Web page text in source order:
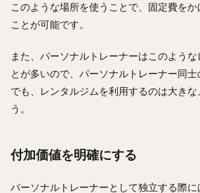
このような場所を使うことで、固定費を
ことが可能です。
また、パーソナルトレーナーはこのよう
とが多いので、パーソナルトレーナー同
でも、レンタルジムを利用するのは大き
う。
付加価値を明確にする
パーソナルトレーナーとして独立する際